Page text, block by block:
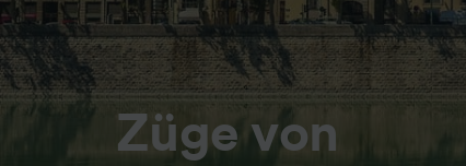
Züge von